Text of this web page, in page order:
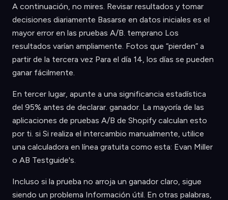
A continuación, no mires. Revisar resultados y tomar
decisiones diariamente Basarse en datos iniciales es el
mayor error en las pruebas A/B. temprano Los
resultados varían ampliamente. Fotos que “pierden” a
partir de la tercera vez Para el día 14, los días se pueden
ganar fácilmente.
En tercer lugar, apunte a una significancia estadística
del 95% antes de declarar. ganador. La mayoría de las
aplicaciones de pruebas A/B de Shopify calculan esto
por ti. si Si realiza el intercambio manualmente, utilice
una calculadora en línea gratuita como esta: Evan Miller
o AB Testguide's.
Incluso si la prueba no arroja un ganador claro, sigue
siendo un problema Información útil. En otras palabras,